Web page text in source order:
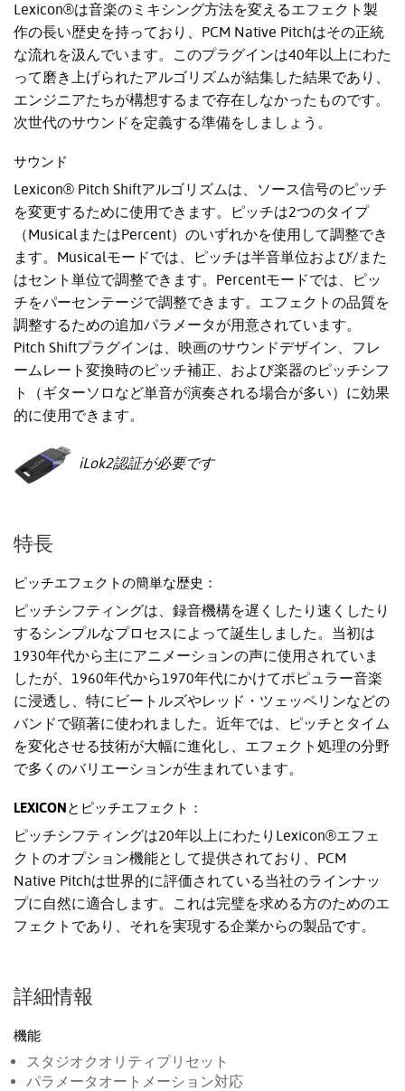
Lexicon®は音楽のミキシング方法を変えるエフェクト製
作の長い歴史を持っており、PCM Native Pitchはその正統
な流れを汲んでいます。このプラグインは40年以上にわた
って磨き上げられたアルゴリズムが結集した結果であり、
エンジニアたちが構想するまで存在しなかったものです。
次世代のサウンドを定義する準備をしましょう。
サウンド
Lexicon® Pitch Shiftアルゴリズムは、ソース信号のピッチ
を変更するために使用できます。ピッチは2つのタイプ
（MusicalまたはPercent）のいずれかを使用して調整でき
ます。Musicalモードでは、ピッチは半音単位および/また
はセント単位で調整できます。Percentモードでは、ピッ
チをパーセンテージで調整できます。エフェクトの品質を
調整するための追加パラメータが用意されています。
Pitch Shiftプラグインは、映画のサウンドデザイン、フレ
ームレート変換時のピッチ補正、および楽器のピッチシフ
ト（ギターソロなど単音が演奏される場合が多い）に効果
的に使用できます。
iLok2認証が必要です
特長
ピッチエフェクトの簡単な歴史：
ピッチシフティングは、録音機構を遅くしたり速くしたり
するシンプルなプロセスによって誕生しました。当初は
1930年代から主にアニメーションの声に使用されていま
したが、1960年代から1970年代にかけてポピュラー音楽
に浸透し、特にビートルズやレッド・ツェッペリンなどの
バンドで顕著に使われました。近年では、ピッチとタイム
を変化させる技術が大幅に進化し、エフェクト処理の分野
で多くのバリエーションが生まれています。
LEXICONとピッチエフェクト：
ピッチシフティングは20年以上にわたりLexicon®エフェ
クトのオプション機能として提供されており、PCM
Native Pitchは世界的に評価されている当社のラインナッ
プに自然に適合します。これは完璧を求める方のためのエ
フェクトであり、それを実現する企業からの製品です。
詳細情報
機能
スタジオクオリティプリセット
パラメータオートメーション対応